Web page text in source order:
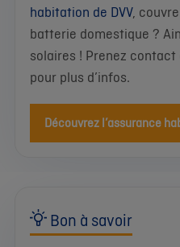
habitation de DVV,
batterie domestique ?
solaires ! Prenez contact
pour plus d’infos.
Découvrez l’assurance
Bon à savoir